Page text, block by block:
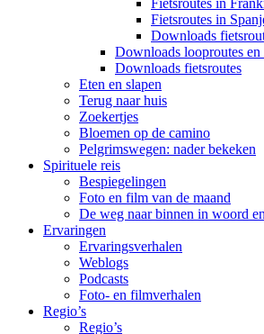
Fietsroutes in
Fietsroutes in
Downloads
Downloads looproutes
Downloads fietsroutes
Eten en slapen
Terug naar huis
Zoekertjes
Bloemen op de camino
Pelgrimswegen: nader bekeken
Spirituele reis
Bespiegelingen
Foto en film van de maand
De weg naar binnen in woord
Ervaringen
Ervaringsverhalen
Weblogs
Podcasts
Foto- en filmverhalen
Regio’s
Regio’s